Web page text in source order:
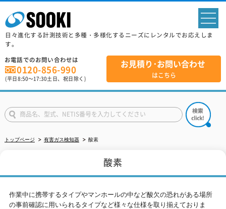
日々進化する計測技術と多種・多様化するニーズにレンタルでお応えしま
す。
お電話でのお問い合わせは
0120-856-990
(平日8:50～17:30土日、祝日除く)
お見積り･お問い合わせ
はこちら
トップページ 有害ガス検知器 酸素
酸素
作業中に携帯するタイプやマンホールの中など酸欠の恐れがある場所
の事前確認に用いられるタイプなど様々な仕様を取り揃えておりま